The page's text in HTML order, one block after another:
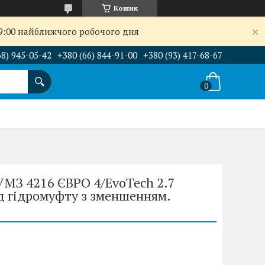
Кошик
найближчого робочого дня
945-05-42 +380 (66) 844-91-00 +380 (93) 417-68-67
4216 ЄВРО 4/EvoTech 2.7
гідромуфту з зменшенням.